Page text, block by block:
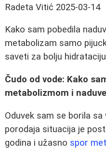
Radeta Vitić 2025-03-14
Kako sam pobedila
metabolizam samo
saveti za bolju
Čudo od vode: Kako
metabolizmom i
Oduvek sam se borila
porodaja situacija je
godina i užasno spor